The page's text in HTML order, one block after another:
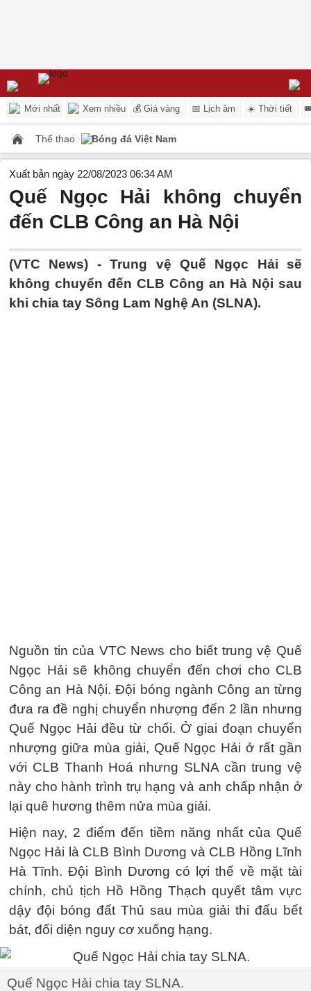
Mới nhất Xem nhiều 💰 Giá vàng 📅 Lịch âm ☀️ Thời tiết
Thể thao Bóng đá Việt Nam
Xuất bản ngày 22/08/2023 06:34 AM
Quế Ngọc Hải không chuyển
đến CLB Công an Hà Nội
(VTC News) -Trung vệ Quế Ngọc Hải sẽ
không chuyển đến CLB Công an Hà Nội sau
khi chia tay Sông Lam Nghệ An (SLNA).
Nguồn tin của VTC News cho biết trung vệ Quế
Ngọc Hải sẽ không chuyển đến chơi cho CLB
Công an Hà Nội. Đội bóng ngành Công an từng
đưa ra đề nghị chuyển nhượng đến 2 lần nhưng
Quế Ngọc Hải đều từ chối. Ở giai đoạn chuyển
nhượng giữa mùa giải, Quế Ngọc Hải ở rất gần
với CLB Thanh Hoá nhưng SLNA cần trung vệ
này cho hành trình trụ hạng và anh chấp nhận ở
lại quê hương thêm nửa mùa giải.
Hiện nay, 2 điểm đến tiềm năng nhất của Quế
Ngọc Hải là CLB Bình Dương và CLB Hồng Lĩnh
Hà Tĩnh. Đội Bình Dương có lợi thế về mặt tài
chính, chủ tịch Hồ Hồng Thạch quyết tâm vực
dậy đội bóng đất Thủ sau mùa giải thi đấu bết
bát, đối diện nguy cơ xuống hạng.
Quế Ngọc Hải chia tay SLNA.